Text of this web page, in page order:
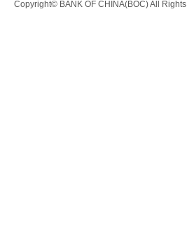
Copyright© BANK OF CHINA(BOC) All